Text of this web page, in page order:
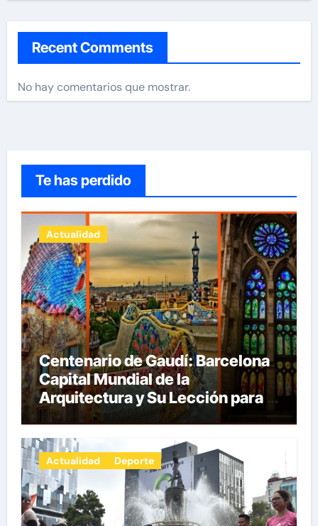
Recent Comments
No hay comentarios que mostrar.
Te has perdido
Actualidad
Centenario de Gaudí: Barcelona
Capital Mundial de la
Arquitectura y Su Lección para la
Innovación por Carlos Julio
Heydra Castillo
Actualidad Deporte